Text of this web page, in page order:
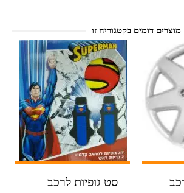
מוצרים דומים בקטגוריה זו
סט גופיות לרכב